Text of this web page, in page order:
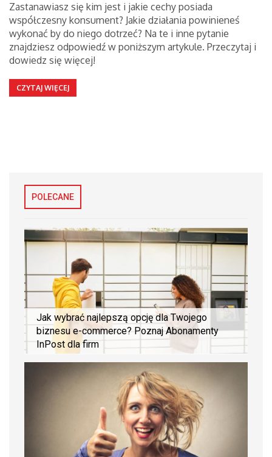
Zastanawiasz się kim jest i jakie cechy posiada
współczesny konsument? Jakie działania powinieneś
wykonać by do niego dotrzeć? Na te i inne pytanie
znajdziesz odpowiedź w poniższym artykule. Przeczytaj i
dowiedz się więcej!
CZYTAJ WIĘCEJ
POLECANE
Jak wybrać najlepszą opcję dla Twojego
biznesu e-commerce? Poznaj Abonamenty
InPost dla firm